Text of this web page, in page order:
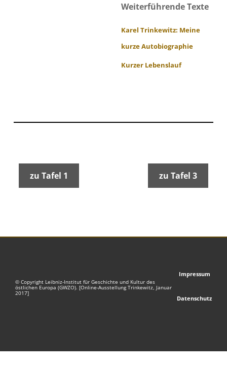
Weiterführende Texte
Karel Trinkewitz: Meine
kurze Autobiographie
Kurzer Lebenslauf
zu Tafel 1 zu Tafel 3
© Copyright Leibniz-Institut für Geschichte und Kultur des
östlichen Europa (GWZO). [Online-Ausstellung Trinkewitz, Januar
2017]
Impressum
Datenschutz